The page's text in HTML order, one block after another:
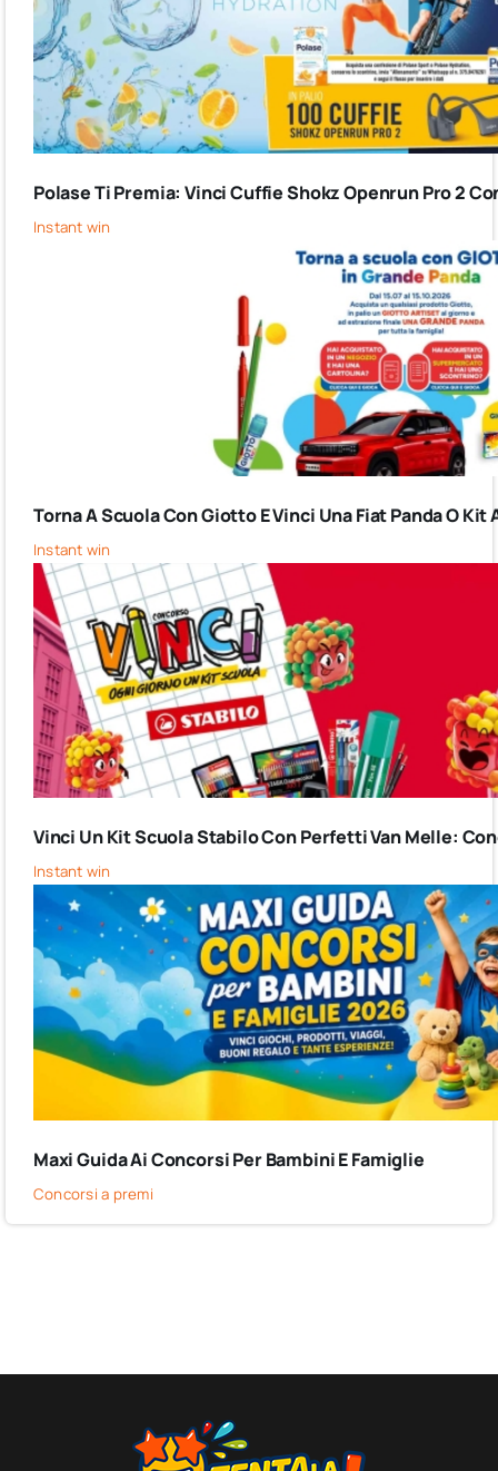
Polase Ti Premia: Vinci Cuffie Shokz Openrun Pro 2
Instant win
Torna A Scuola Con Giotto E Vinci Una Fiat Panda O
Instant win
Vinci Un Kit Scuola Stabilo Con Perfetti Van Melle:
Instant win
Maxi Guida Ai Concorsi Per Bambini E Famiglie
Concorsi a premi